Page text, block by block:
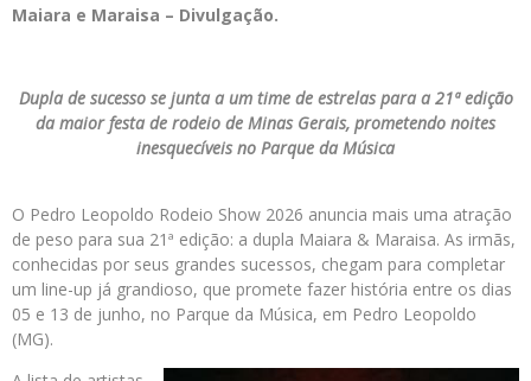
Maiara e Maraisa – Divulgação.
Dupla de sucesso se junta a um time de estrelas para a 21ª edição
da maior festa de rodeio de Minas Gerais, prometendo noites
inesquecíveis no Parque da Música
O Pedro Leopoldo Rodeio Show 2026 anuncia mais uma atração
de peso para sua 21ª edição: a dupla Maiara & Maraisa. As irmãs,
conhecidas por seus grandes sucessos, chegam para completar
um line-up já grandioso, que promete fazer história entre os dias
05 e 13 de junho, no Parque da Música, em Pedro Leopoldo
(MG).